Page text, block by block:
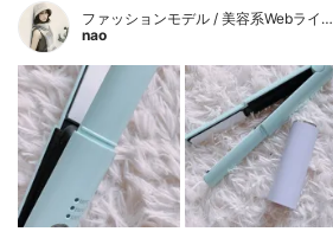
ファッションモデル / 美容系Webライ…
nao